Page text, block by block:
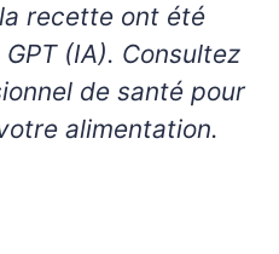
(IA). Consultez
de santé pour
alimentation.